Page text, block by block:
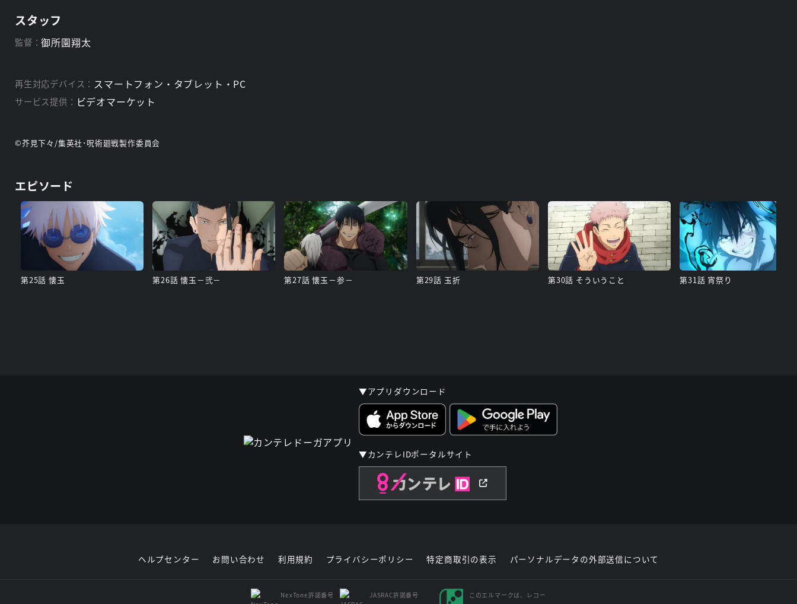
スタッフ
監督：御所園翔太
再生対応デバイス： スマートフォン・タブレット・PC
サービス提供： ビデオマーケット
©芥見下々/集英社･呪術廻戦製作委員会
エピソード
第25話 懐玉 第26話 懐玉－弐－ 第27話 懐玉－参－ 第29話 玉折 第30話 そういうこと 第31話 宵祭り
▼アプリダウンロード
▼カンテレIDポータルサイト
ヘルプセンター お問い合わせ 利用規約 プライバシーポリシー 特定商取引の表示 パーソナルデータの外部送信について
NexTone許諾番号
JASRAC許諾番号
このエルマークは、レコー